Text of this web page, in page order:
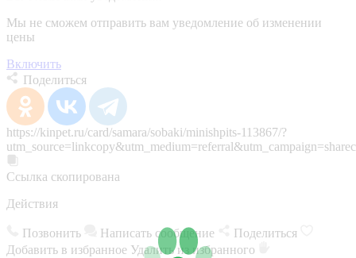
Мы не сможем отправить вам уведомление об изменении
цены
Включить
Поделиться
https://kinpet.ru/card/samara/sobaki/minishpits-113867/?
Ссылка скопирована
Действия
Позвонить Написать сообщение
Поделиться
Добавить в избранное Удалить из избранного